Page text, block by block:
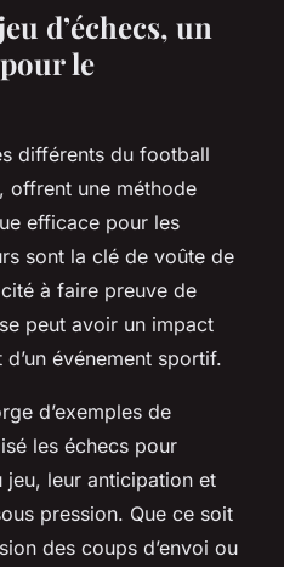
d’échecs, un
le
différents du football
offrent une méthode
efficace pour les
sont la clé de voûte de
à faire preuve de
peut avoir un impact
événement sportif.
d’exemples de
les échecs pour
leur anticipation et
pression. Que ce soit
des coups d’envoi ou